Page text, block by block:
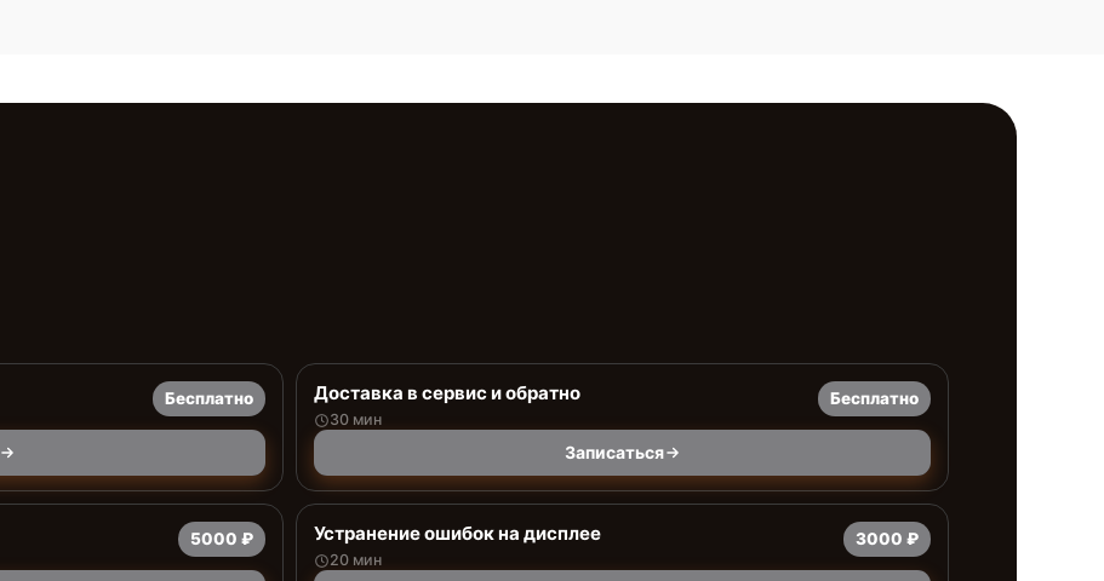
Бесплатно Доставка в сервис и обратно
30 мин
Бесплатно
Записаться
5000 ₽ Устранение ошибок на дисплее
20 мин
3000 ₽